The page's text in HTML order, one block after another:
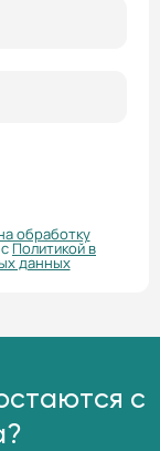
обработку
сПолитикой в
данных
с